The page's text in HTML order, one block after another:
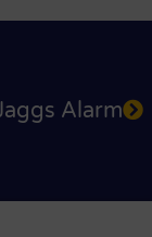
Alarm